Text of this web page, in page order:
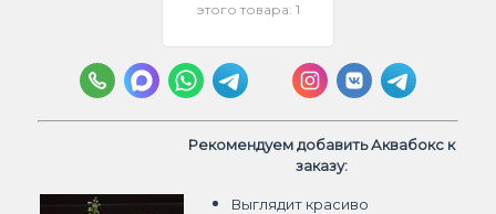
этого товара: 1
Рекомендуем добавить Аквабокс к
заказу:
Выглядит красиво